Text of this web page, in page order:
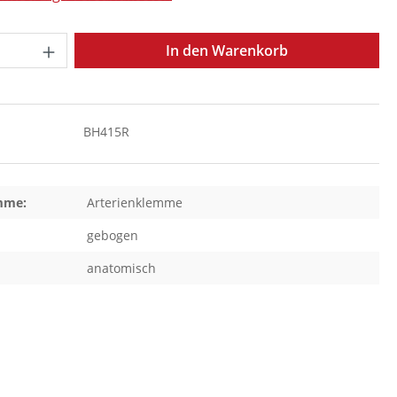
Anzahl: Gib den gewünschten Wert
In den Warenkorb
BH415R
Arterienklemme
gebogen
anatomisch